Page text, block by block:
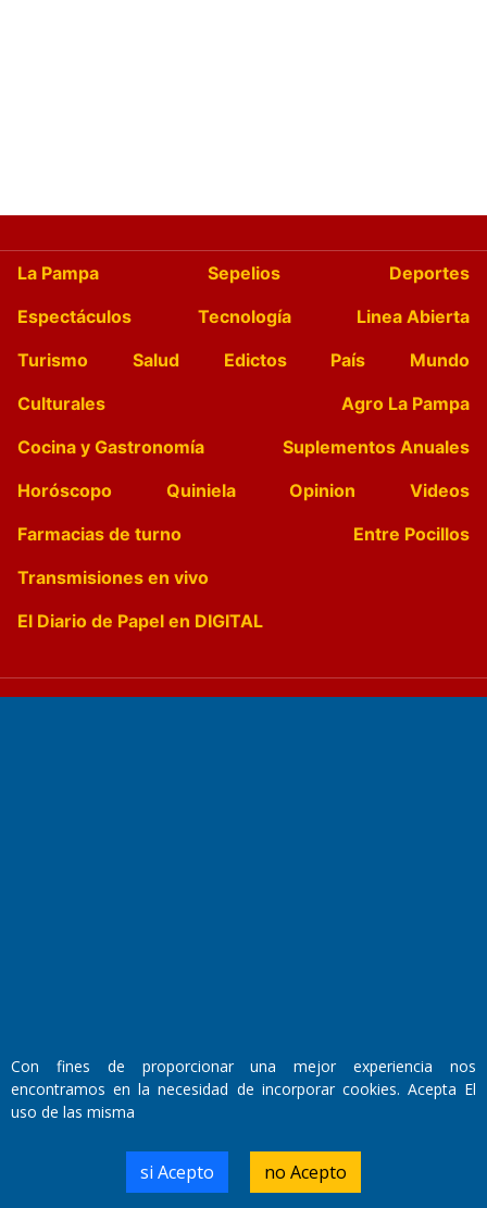
La Pampa Sepelios
Deportes
Espectáculos
Tecnología
Linea Abierta
Turismo
Salud Edictos País
Mundo
Culturales
Agro La Pampa
Cocina y Gastronomía
Suplementos Anuales
Horóscopo
Quiniela Opinion
Videos
Farmacias de turno
Entre Pocillos
Transmisiones en vivo
El Diario de Papel en DIGITAL
Santa Rosa, La Pampa.
Número de Registro DNDA:
RL-2019-55551274-APN-DNDA#MJ
Con fines de proporcionar una mejor experiencia nos
encontramos en la necesidad de incorporar cookies. Acepta El
uso de las misma
si Acepto no Acepto